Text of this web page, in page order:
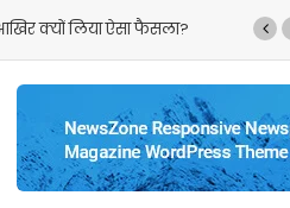
‘गदर 2’ ने सनी देओल के लौटाए अच्छे